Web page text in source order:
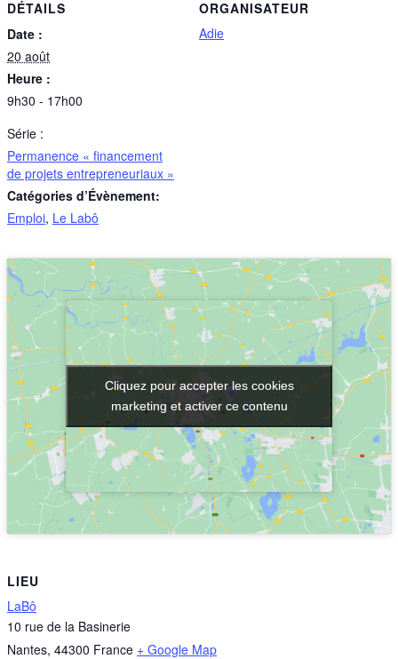
DÉTAILS
Date :
20 août
Heure :
9h30 - 17h00
Série :
Permanence « financement
de projets entrepreneuriaux »
Catégories d’Évènement:
Emploi, Le Labô
ORGANISATEUR
Adie
LIEU
LaBô
10 rue de la Basinerie
Nantes, 44300 France + Google Map
Cliquez pour accepter les cookies
marketing et activer ce contenu
Cliquez pour accepter les cookies
marketing et activer ce contenu